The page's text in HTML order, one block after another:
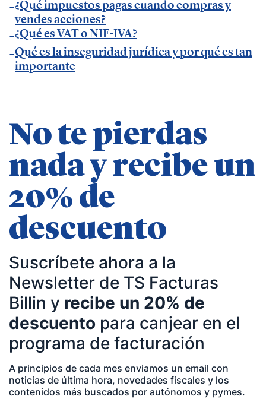
| pequeños negocios | economía | ADE | pymes |
desarrollo de negocio
¿Qué impuestos pagas cuando compras y
vendes acciones?
¿Qué es VAT o NIF-IVA?
Qué es la inseguridad jurídica y por qué es tan
importante
No te pierdas
nada y recibe un
20% de
descuento
Suscríbete ahora a la
Newsletter de TS Facturas
Billin y recibe un 20% de
descuento para canjear en el
programa de facturación
A principios de cada mes enviamos un email con
noticias de última hora, novedades fiscales y los
contenidos más buscados por autónomos y pymes.